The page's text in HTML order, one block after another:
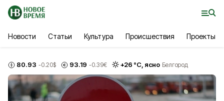
Новости Статьи Культура Происшествия Проекты
80.93 -0.20$ 93.19 -0.39€ +26 °С, ясно Белгород